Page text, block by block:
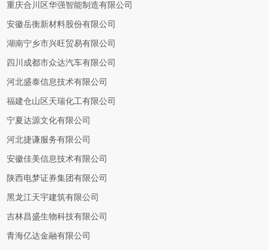
重庆合川区华强智能制造有限公司
安徽岳衡新材料股份有限公司
湖南宁乡市兴旺贸易有限公司
四川成都市众达汽车有限公司
河北盛泰信息技术有限公司
福建仓山区天瑞化工有限公司
宁夏达源文化有限公司
河北捷谦服务有限公司
安徽佳美信息技术有限公司
陕西电梦证券集团有限公司
黑龙江天宇建筑有限公司
吉林昌盛生物科技有限公司
青海亿达金融有限公司